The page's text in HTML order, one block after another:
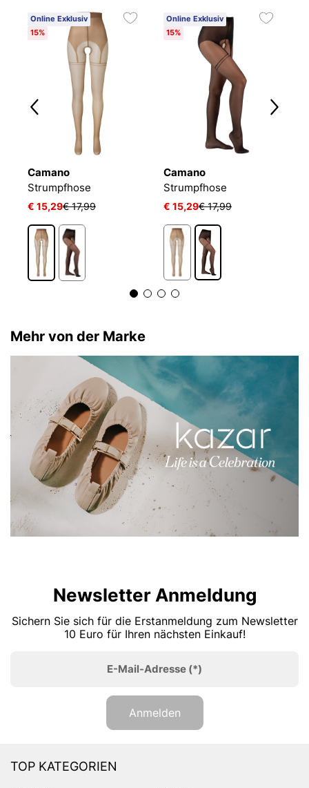
Online Exklusiv
15%
Camano
Strumpfhose
€ 15,29€ 17,99
Online Exklusiv
15%
Camano
Strumpfhose
€ 15,29€ 17,99
Mehr von der Marke
Newsletter Anmeldung
Sichern Sie sich für die Erstanmeldung zum Newsletter
10 Euro für Ihren nächsten Einkauf!
E-Mail-Adresse (*)
Anmelden
TOP KATEGORIEN